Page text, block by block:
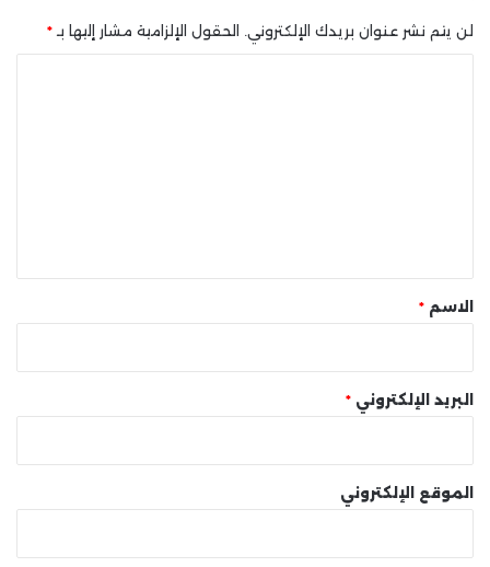
لن يتم نشر عنوان بريدك الإلكتروني. الحقول الإلزامية مشار إليها بـ *
* الاسم *
البريد الإلكتروني *
الموقع الإلكتروني